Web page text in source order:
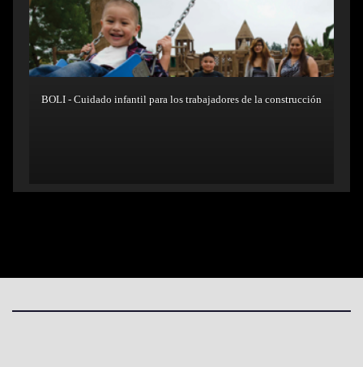
BOLI - Cuidado infantil para los trabajadores de la construcción